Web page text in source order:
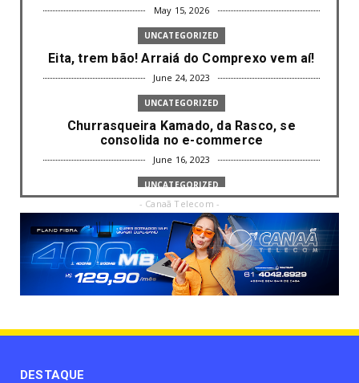
May 15, 2026
UNCATEGORIZED
Eita, trem bão! Arraiá do Comprexo vem aí!
June 24, 2023
UNCATEGORIZED
Churrasqueira Kamado, da Rasco, se
consolida no e-commerce
June 16, 2023
UNCATEGORIZED
Com mais da metade dos cargos de
liderança ocupados por mulh...
June 16, 2023
UNCATEGORIZED
Paisagismo valoriza imóvel e atrai clientes
UNCATEGORIZED
- Canaã Telecom -
DESTAQUE